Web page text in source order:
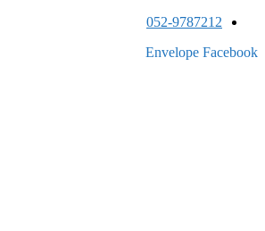
052-9787212
Envelope Facebook